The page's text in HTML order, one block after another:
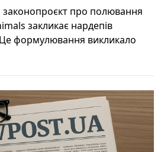
законопроєкт про полювання
закликає нардепів
формулювання викликало